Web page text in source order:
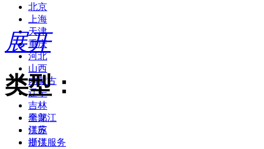
北京
上海
天津
重庆
河北
山西
内蒙古
辽宁
吉林
黑龙江
江苏
浙江
展开
类型：
全部
供应
提供服务